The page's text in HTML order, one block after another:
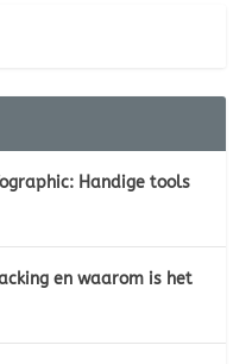
Handige tools
en waarom is het